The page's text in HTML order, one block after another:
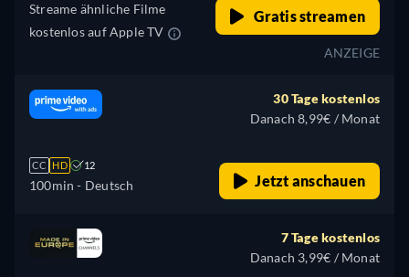
Streame ähnliche Filme
kostenlos auf Apple TV
Gratis streamen
ANZEIGE
CC HD 12
100min - Deutsch
30 Tage kostenlos
Danach 8,99€ / Monat
Jetzt anschauen
7 Tage kostenlos
Danach 3,99€ / Monat